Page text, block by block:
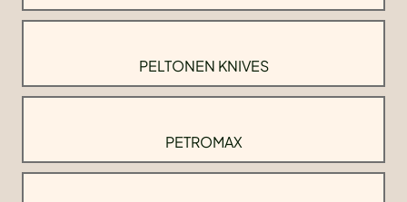
PELTONEN KNIVES
PETROMAX